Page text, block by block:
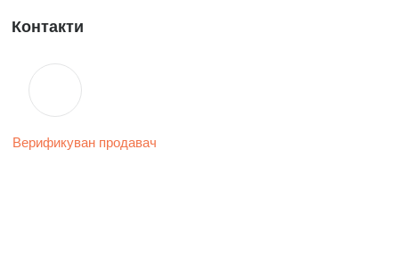
Контакти
Верификуван продавач